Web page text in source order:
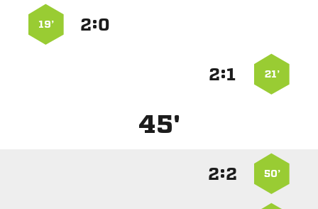
:
19’
21’
:
45'
50’
: